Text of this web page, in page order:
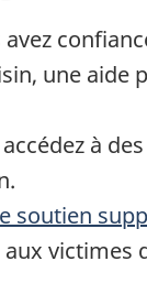
avez
une
à
soutien
victimes